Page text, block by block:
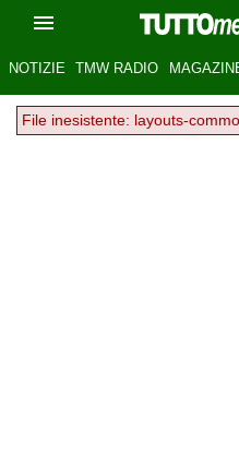
NOTIZIE TMW RADIO
File inesistente: layouts-